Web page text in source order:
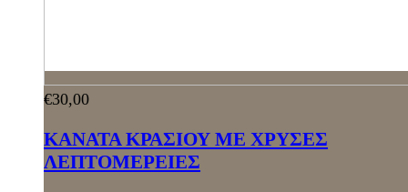
€30,00
ΚΑΝΑΤΑ ΚΡΑΣΙΟΥ ΜΕ ΧΡΥΣΕΣ
ΛΕΠΤΟΜΕΡΕΙΕΣ